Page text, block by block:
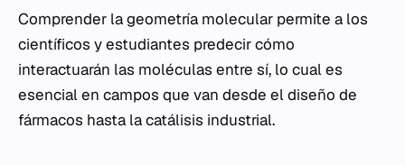
Comprender la geometría molecular permite a los
científicos y estudiantes predecir cómo
interactuarán las moléculas entre sí, lo cual es
esencial en campos que van desde el diseño de
fármacos hasta la catálisis industrial.